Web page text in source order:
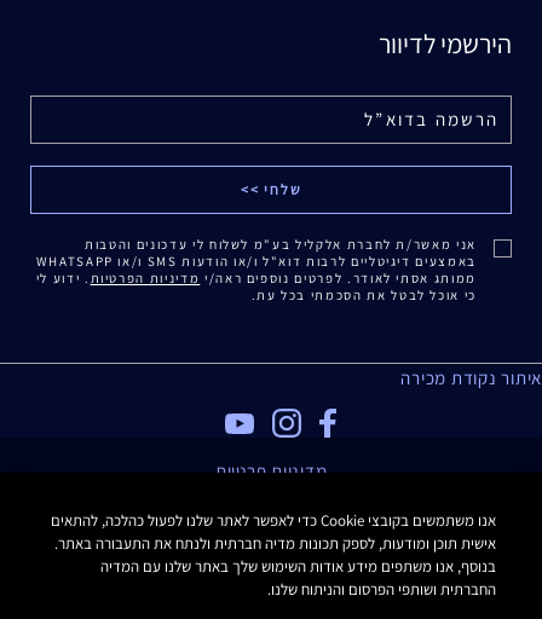
הירשמי לדיוור
אני מאשר/ת לחברת אלקליל בע"מ לשלוח לי עדכונים והטבות
באמצעים דיגיטליים לרבות דוא"ל ו/או הודעות SMS ו/או WHATSAPP
ממותג אסתי לאודר. לפרטים נוספים ראה/י מדיניות הפרטיות . ידוע לי
כי אוכל לבטל את הסכמתי בכל עת.
איתור נקודת מכירה
מדיניות פרטיות
תקנון האתר
תקנון Estee E-List
הצהרת נגישות
אנו משתמשים בקובצי Cookie כדי לאפשר לאתר שלנו לפעול כהלכה, להתאים
אישית תוכן ומודעות, לספק תכונות מדיה חברתית ולנתח את התעבורה באתר.
בנוסף, אנו משתפים מידע אודות השימוש שלך באתר שלנו עם המדיה
החברתית ושותפי הפרסום והניתוח שלנו.